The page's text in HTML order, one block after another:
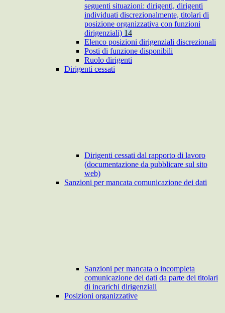
seguenti situazioni: dirigenti, dirigenti
individuati discrezionalmente, titolari di
posizione organizzativa con funzioni
dirigenziali) 14
Elenco posizioni dirigenziali discrezionali
Posti di funzione disponibili
Ruolo dirigenti
Dirigenti cessati
Dirigenti cessati dal rapporto di lavoro
(documentazione da pubblicare sul sito
web)
Sanzioni per mancata comunicazione dei dati
Sanzioni per mancata o incompleta
comunicazione dei dati da parte dei titolari
di incarichi dirigenziali
Posizioni organizzative